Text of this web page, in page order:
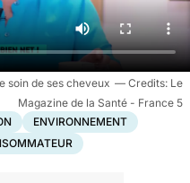
soin de ses cheveux
Le
Magazine de la Santé - France 5
ENVIRONNEMENT